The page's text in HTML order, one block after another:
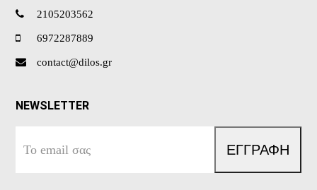
2105203562
6972287889
contact@dilos.gr
NEWSLETTER
email
ΕΓΓΡΑΦΗ